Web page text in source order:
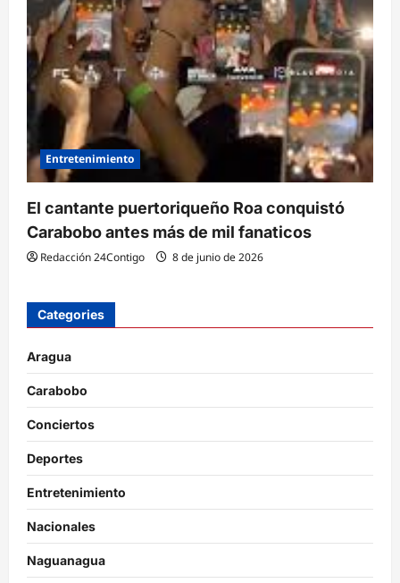
Entretenimiento
El cantante puertoriqueño Roa conquistó
Carabobo antes más de mil fanaticos
Redacción 24Contigo 8 de junio de 2026
Categories
Aragua
Carabobo
Conciertos
Deportes
Entretenimiento
Nacionales
Naguanagua